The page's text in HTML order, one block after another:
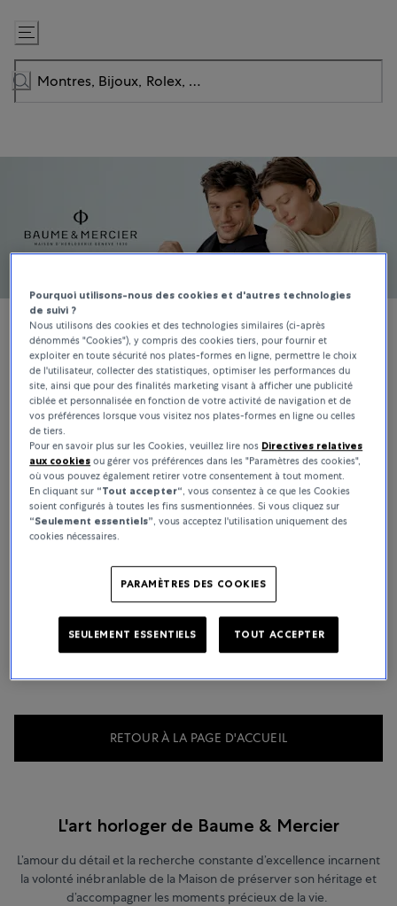
Passer
au
contenu
MONTRES
Baume & Mercier
Depuis toujours, la Maison d’Horlogerie Baume & Mercier est
associée à des émotions fortes et à des instants de célébration.
Tous ses modèles témoignent d’un savoir-faire horloger
remarquable. Depuis 1830, la saga familiale continue.
AUCUN RÉSULTAT À AFFICHER
Nous sommes désolés!
Cette marque n'est pas disponible dans votre marché
RETOUR À LA PAGE D'ACCUEIL
L'art horloger de Baume & Mercier
L’amour du détail et la recherche constante d’excellence incarnent
la volonté inébranlable de la Maison de préserver son héritage et
d’accompagner les moments précieux de la vie.
Pourquoi utilisons-nous des cookies et d'autres technologies
de suivi ?
Nous utilisons des cookies et des technologies similaires (ci-après
dénommés "Cookies"), y compris des cookies tiers, pour fournir et
exploiter en toute sécurité nos plates-formes en ligne, permettre le choix
de l'utilisateur, collecter des statistiques, optimiser les performances du
site, ainsi que pour des finalités marketing visant à afficher une publicité
ciblée et personnalisée en fonction de votre activité de navigation et de
vos préférences lorsque vous visitez nos plates-formes en ligne ou celles
de tiers.
Pour en savoir plus sur les Cookies, veuillez lire nos Directives relatives
aux cookies ou gérer vos préférences dans les "Paramètres des cookies",
où vous pouvez également retirer votre consentement à tout moment.
En cliquant sur “Tout accepter“, vous consentez à ce que les Cookies
soient configurés à toutes les fins susmentionnées. Si vous cliquez sur
“Seulement essentiels”, vous acceptez l'utilisation uniquement des
cookies nécessaires.
PARAMÈTRES DES COOKIES
SEULEMENT ESSENTIELS TOUT ACCEPTER